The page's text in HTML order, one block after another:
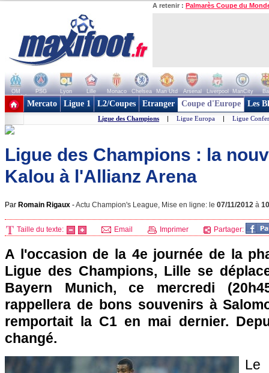
A retenir : Palmarès Coupe du
OM PSG Lyon Lille Monaco Chelsea Man Utd Arsenal Liverpool ManCity
+ de clubs
Mercato Ligue 1 L2/Coupes Etranger Coupe d'Europe Les
Ligue des Champions | Ligue Europa | Ligue
Ligue des Champions : la
Kalou à l'Allianz Arena
Par Romain Rigaux -Actu Champion's League, Mise en ligne: le 07/11/2012 à
Taille du texte: Email Imprimer Partager:
A l'occasion de la 4e journée de la
Ligue des Champions, Lille se
Bayern Munich, ce mercredi
rappellera de bons souvenirs à
remportait la C1 en mai dernier.
changé.